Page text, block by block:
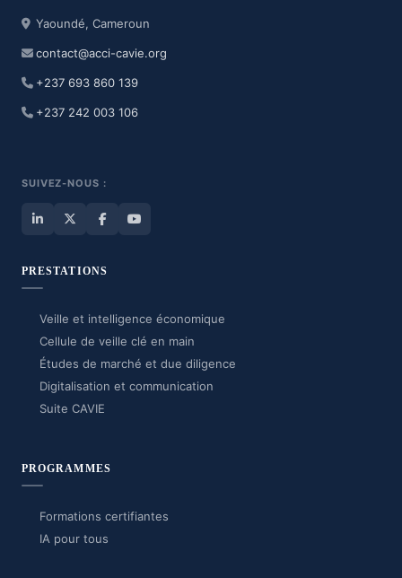
Yaoundé, Cameroun
contact@acci-cavie.org
+237 693 860 139
+237 242 003 106
SUIVEZ-NOUS :
PRESTATIONS
Veille et intelligence économique
Cellule de veille clé en main
Études de marché et due diligence
Digitalisation et communication
Suite CAVIE
PROGRAMMES
Formations certifiantes
IA pour tous